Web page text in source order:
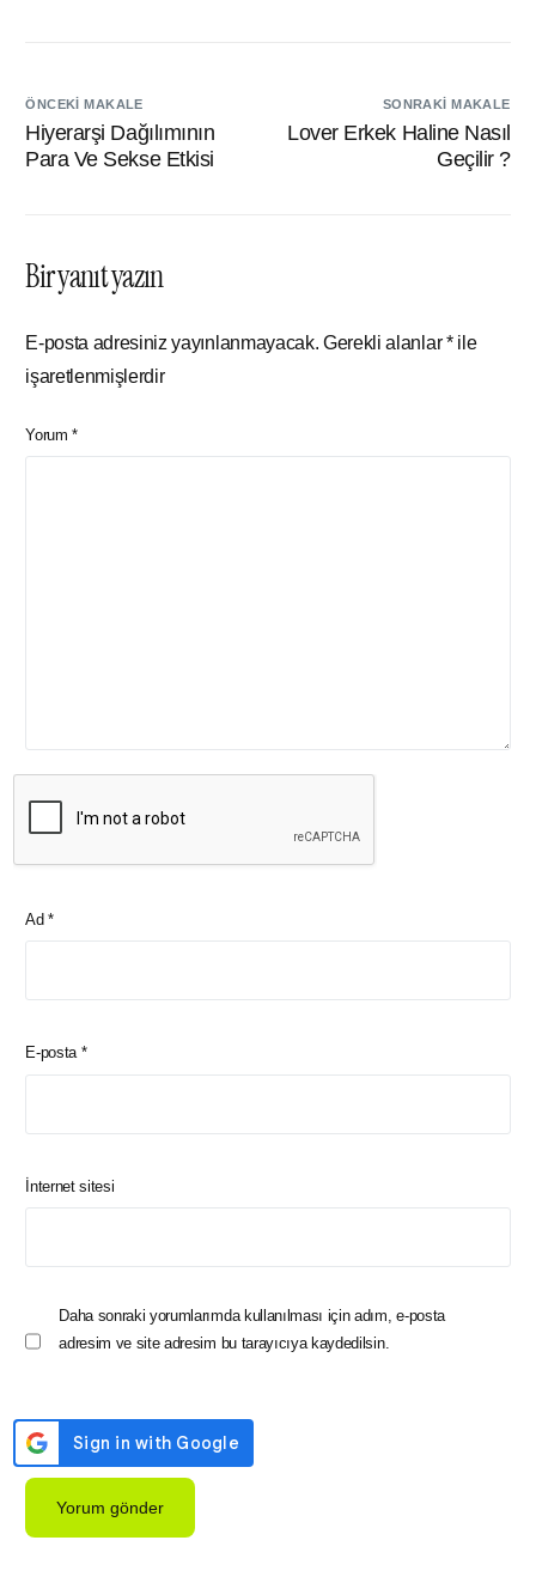
ÖNCEKI MAKALE
Hiyerarşi Dağılımının
Para Ve Sekse Etkisi
SONRAKI MAKALE
Lover Erkek Haline Nasıl
Geçilir ?
Bir yanıt yazın
E-posta adresiniz yayınlanmayacak. Gerekli alanlar*ile
işaretlenmişlerdir
Yorum*
Ad*
E-posta *
İnternet sitesi
Daha sonraki yorumlarımda kullanılması için adım, e-posta
adresim ve site adresim bu tarayıcıya kaydedilsin.